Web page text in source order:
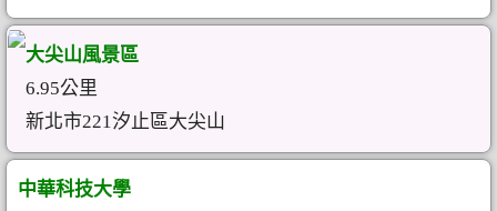
大尖山風景區
6.95公里
新北市221汐止區大尖山
中華科技大學